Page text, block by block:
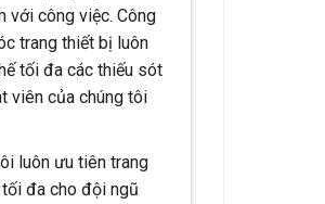
với công việc. Công
trang thiết bị luôn
tối đa các thiếu sót
viên của chúng tôi
luôn ưu tiên trang
đa cho đội ngũ